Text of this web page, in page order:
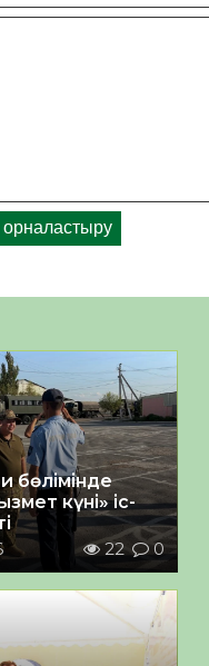
бөлімінде
күні» іс-
22 0